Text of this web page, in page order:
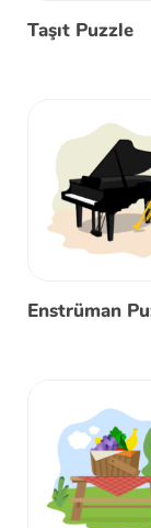
Taşıt Puzzle
Enstrüman